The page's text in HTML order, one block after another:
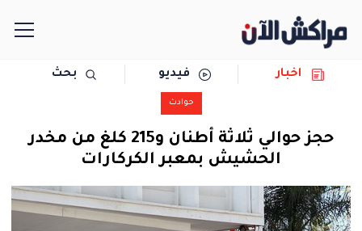
مجتمع
رياضة
اخبار فيديو بحث
حوادث
حجز حوالي ثلاثة أطنان و215 كلغ من مخدر
الحشيش بمعبر الكركارات